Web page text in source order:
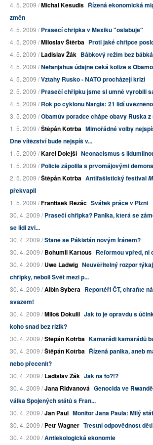
4. 5. 2009 /Michal Kesudis Řízená ekonomická
změn
4. 5. 2009 /Prasečí chřipka v Mexiku "oslabuje"
4. 5. 2009 /Miloslav Štěrba Proti jaké chřipce
4. 5. 2009 /Ladislav Žák Bábkový režim bez
4. 5. 2009 /Netanjahua údajně čeká kolize s
4. 5. 2009 /Vztahy Rusko - NATO procházejí krizí
2. 5. 2009 /Prasečí chřipku jsme si umně vyrobili
4. 5. 2009 /Rok po cyklonu Nargis: 21 lidí
3. 5. 2009 /Obamův poradce chápe obavy Ruska
1. 5. 2009 /Štěpán Kotrba Mimořádné volby
Dne vítězství bude nejspíš v...
1. 5. 2009 /Karel Dolejší Neonacismus s
1. 5. 2009 /Policie zápolila s prvomájovými
2. 5. 2009 /Štěpán Kotrba Antifašistický festival
překvapil
1. 5. 2009 /František Řezáč Svátek práce v Plzni
30. 4. 2009 /Prasečí chřipka? Panika, která se
se lidi zvi...
30. 4. 2009 /Stane se Pákistán novým Íránem?
30. 4. 2009 /Bohumil Kartous Reformou vpřed, ni
30. 4. 2009 /Uwe Ladwig Neuvěřitelný rozpor
chřipky, neboli Svět mezi p...
30. 4. 2009 /Albín Sybera Reportéři ČT, chraňte
svazem!
30. 4. 2009 /Miloš Dokulil Jak to je opravdu s
koho snad bez rizik?
30. 4. 2009 /Štěpán Kotrba Kamarádi kamarádů
30. 4. 2009 /Štěpán Kotrba Řízená panika, aneb
nebo přecenit?
30. 4. 2009 /Ladislav Žák Jak na to?!?
30. 4. 2009 /Jana Ridvanová Genocida ve
válka Spojených států s Fran...
30. 4. 2009 /Jan Paul Monitor Jana Paula: Milý
30. 4. 2009 /Petr Wagner Trestní odpovědnost dětí
30. 4. 2009 /Antiekologická ekonomie